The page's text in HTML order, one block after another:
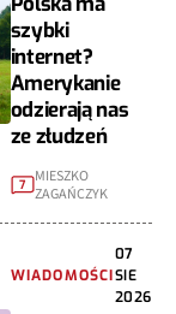
szybki
internet?
Amerykanie
odzierają nas
ze złudzeń
7 MIESZKO
ZAGAŃCZYK
WIADOMOŚCI
07
SIE
2026